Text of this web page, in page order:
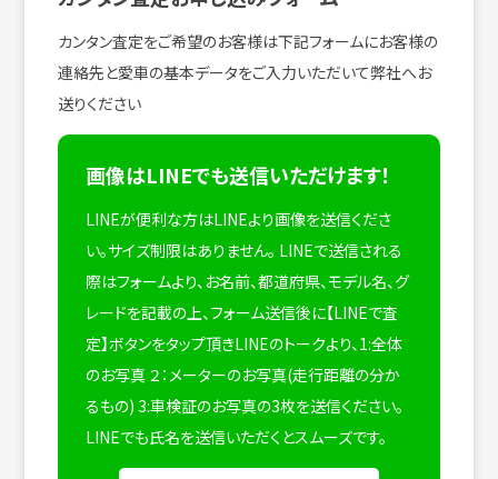
カンタン査定をご希望のお客様は下記フォームにお客様の
連絡先と愛車の基本データをご入力いただいて弊社へお
送りください
画像はLINEでも送信いただけます！
LINEが便利な方はLINEより画像を送信くださ
い。サイズ制限はありません。 LINEで送信される
際はフォームより、お名前、都道府県、モデル名、グ
レードを記載の上、フォーム送信後に【LINEで査
定】ボタンをタップ頂きLINEのトークより、1:全体
のお写真 ２：メーターのお写真(走行距離の分か
るもの) 3:車検証のお写真の3枚を送信ください。
LINEでも氏名を送信いただくとスムーズです。